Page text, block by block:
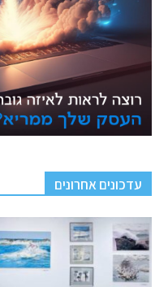
עדכונים אחרונים